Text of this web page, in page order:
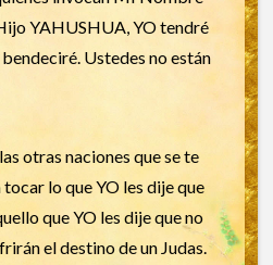
YAHUSHUA, YO tendré
Ustedes no están
otras naciones que se te
tocar lo que YO les dije que
que YO les dije que no
el destino de un Judas.